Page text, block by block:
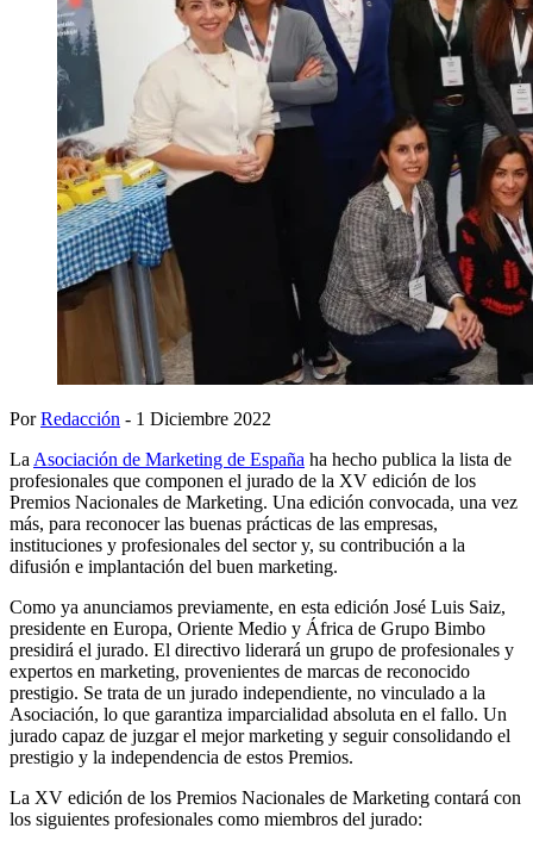
PorRedacción - 1 Diciembre 2022
La Asociación de Marketing de España ha hecho publica la lista de
profesionales que componen el jurado de la XV edición de los
Premios Nacionales de Marketing. Una edición convocada, una vez
más, para reconocer las buenas prácticas de las empresas,
instituciones y profesionales del sector y, su contribución a la
difusión e implantación del buen marketing.
Como ya anunciamos previamente, en esta edición José Luis Saiz,
presidente en Europa, Oriente Medio y África de Grupo Bimbo
presidirá el jurado. El directivo liderará un grupo de profesionales y
expertos en marketing, provenientes de marcas de reconocido
prestigio. Se trata de un jurado independiente, no vinculado a la
Asociación, lo que garantiza imparcialidad absoluta en el fallo. Un
jurado capaz de juzgar el mejor marketing y seguir consolidando el
prestigio y la independencia de estos Premios.
La XV edición de los Premios Nacionales de Marketing contará con
los siguientes profesionales como miembros del jurado: